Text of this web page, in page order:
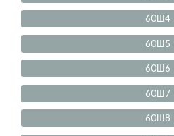
60Ш4
60Ш5
60Ш6
60Ш7
60Ш8